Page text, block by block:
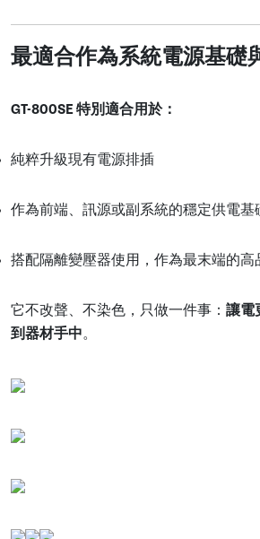
最適合作為系統電源基礎
GT-800SE 特別適合用於：
純粹升級現有電源排插
作為前端、訊源或副系統的穩定供電基
搭配隔離變壓器使用，作為最末端的高
它不改聲、不染色，只做一件事： 讓電
到器材手中。